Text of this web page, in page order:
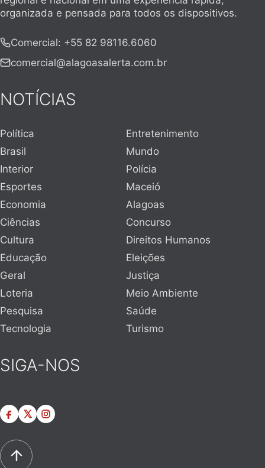
organizada e pensada para todos os dispositivos.
Comercial: +55 82 98116.6060
comercial@alagoasalerta.com.br
NOTÍCIAS
Política
Entretenimento
Brasil
Mundo
Interior
Polícia
Esportes
Maceió
Economia
Alagoas
Ciências
Concurso
Cultura
Direitos Humanos
Educação
Eleições
Geral
Justiça
Loteria
Meio Ambiente
Pesquisa
Saúde
Tecnologia
Turismo
SIGA-NOS